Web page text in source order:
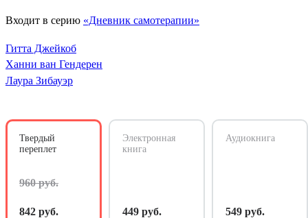
Входит в серию «Дневник самотерапии»
Гитта Джейкоб
Ханни ван Гендерен
Лаура Зибауэр
Твердый
переплет
960 руб.
842 руб.
Электронная
книга
449 руб.
Аудиокнига
549 руб.